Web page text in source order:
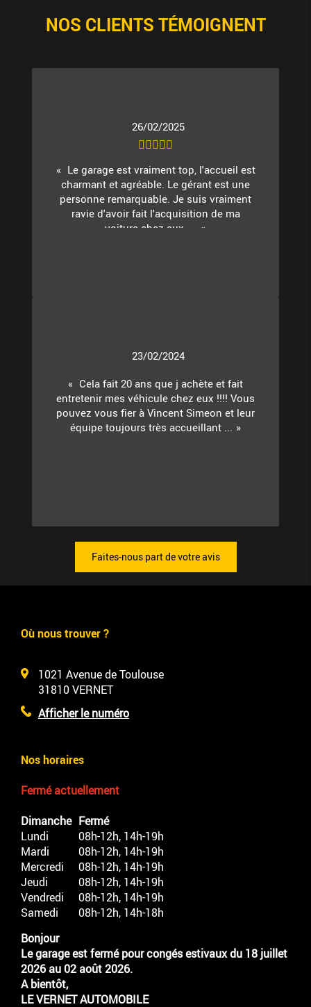
NOS CLIENTS TÉMOIGNENT
26/02/2025
Le garage est vraiment top, l'accueil est
charmant et agréable. Le gérant est une
personne remarquable. Je suis vraiment
ravie d'avoir fait l'acquisition de ma
voiture chez eux. ...
23/02/2024
Cela fait 20 ans que j achète et fait
entretenir mes véhicule chez eux !!!! Vous
pouvez vous fier à Vincent Simeon et leur
équipe toujours très accueillant ...
Faites-nous part de votre avis
Où nous trouver ?
1021 Avenue de Toulouse
31810VERNET
Afficher le numéro
Nos horaires
Fermé actuellement
Dimanche Fermé
Lundi
08h-12h, 14h-19h
Mardi
08h-12h, 14h-19h
Mercredi
08h-12h, 14h-19h
Jeudi
08h-12h, 14h-19h
Vendredi
08h-12h, 14h-19h
Samedi
08h-12h, 14h-18h
Bonjour
Le garage est fermé pour congés estivaux du 18 juillet
2026 au 02 août 2026.
A bientôt,
LE VERNET AUTOMOBILE